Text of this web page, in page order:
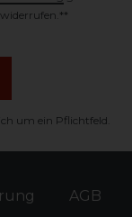
um ein Pflichtfeld.
AGB